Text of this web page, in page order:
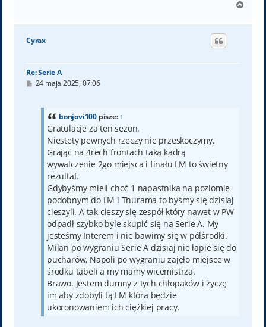
g
Cyrax
Re: Serie A
P24 maja 2025, 07:06
bonjovi100pisze:↑
Gratulacje za ten sezon.
Niestety pewnych rzeczy nie przeskoczymy.
Grając na 4rech frontach taką kadrą
wywalczenie 2go miejsca i finału LM to świetny
rezultat.
Gdybyśmy mieli choć 1 napastnika na poziomie
podobnym do LM i Thurama to byśmy się dzisiaj
cieszyli. A tak cieszy się zespół który nawet w PW
odpadł szybko byle skupić się na Serie A. My
jesteśmy Interem i nie bawimy się w półśrodki.
Milan po wygraniu Serie A dzisiaj nie łapie się do
pucharów, Napoli po wygraniu zajęło miejsce w
środku tabeli a my mamy wicemistrza.
Brawo. Jestem dumny z tych chłopaków i życzę
im aby zdobyli tą LM która będzie
ukoronowaniem ich ciężkiej pracy.